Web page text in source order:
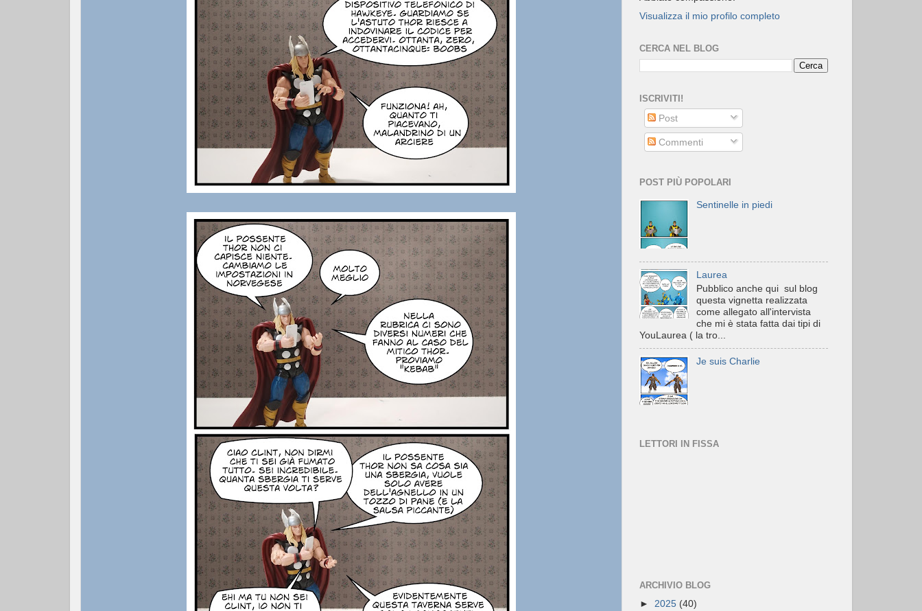
Visualizza il mio profilo completo
CERCA NEL BLOG
ISCRIVITI!
Post
Commenti
POST PIÙ POPOLARI
Sentinelle in piedi
Laurea
Pubblico anche qui sul blog
questa vignetta realizzata
come allegato all'intervista
che mi è stata fatta dai tipi di
YouLaurea ( la tro...
Je suis Charlie
LETTORI IN FISSA
ARCHIVIO BLOG
► 2025 (40)